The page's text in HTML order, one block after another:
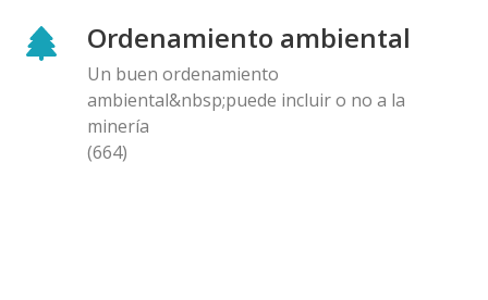
Ordenamiento ambiental
Un buen ordenamiento
ambiental&nbsp;puede incluir o no a la
minería
(664)